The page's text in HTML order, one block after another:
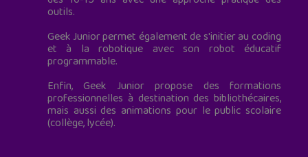
outils.
Geek Junior permet également de s'initier au coding
et à la robotique avec son robot éducatif
programmable.
Enfin, Geek Junior propose des formations
professionnelles à destination des bibliothécaires,
mais aussi des animations pour le public scolaire
(collège, lycée).